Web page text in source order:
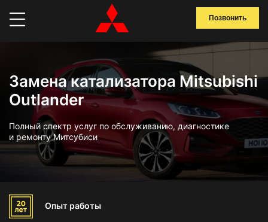
Позвонить
Замена катализатора Mitsubishi
Outlander
Полный спектр услуг по обслуживанию, диагностике
и ремонту Митсубиси
Опыт работы